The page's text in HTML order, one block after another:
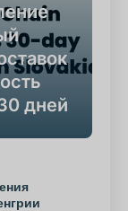
дней